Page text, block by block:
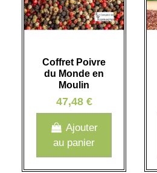
Coffret Poivre
du Monde en
Moulin
47,48 €
Ajouter
au panier